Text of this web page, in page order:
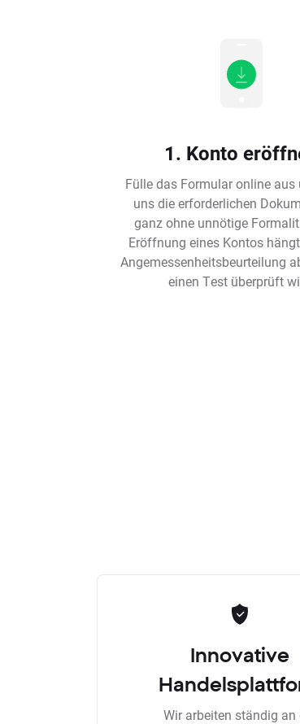
1. Konto
Fülle das Formular online aus
uns die erforderlichen
ganz ohne unnötige
Eröffnung eines Kontos
Angemessenheitsbeurteilung
einen Test überprüft
Innovative
Wir arbeiten ständig an